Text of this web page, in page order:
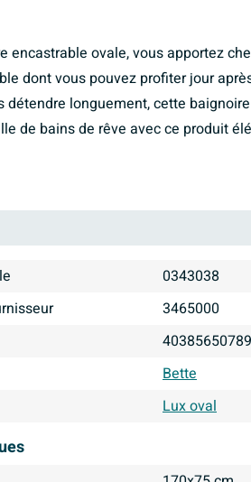
encastrable ovale, vous apportez
dont vous pouvez profiter jour
détendre longuement, cette
de bains de rêve avec ce produit
0343038
3465000
Bette
Lux oval